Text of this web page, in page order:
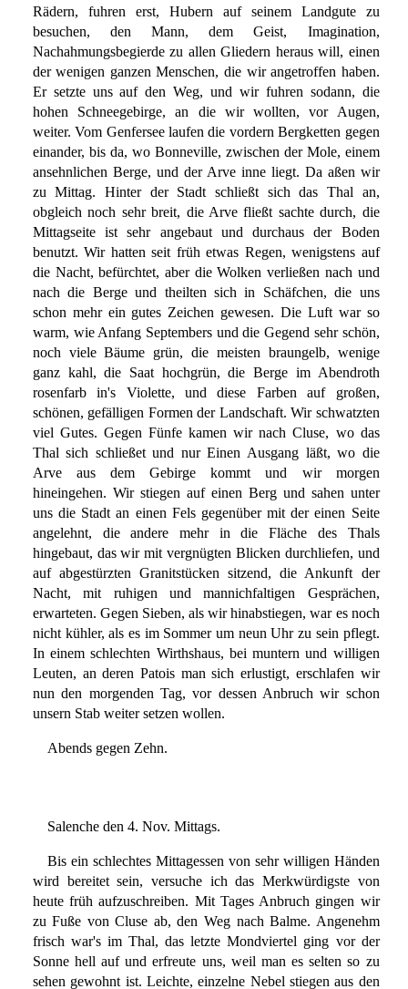
Rädern, fuhren erst, Hubern auf seinem Landgute zu
besuchen, den Mann, dem Geist, Imagination,
Nachahmungsbegierde zu allen Gliedern heraus will, einen
der wenigen ganzen Menschen, die wir angetroffen haben.
Er setzte uns auf den Weg, und wir fuhren sodann, die
hohen Schneegebirge, an die wir wollten, vor Augen,
weiter. Vom Genfersee laufen die vordern Bergketten gegen
einander, bis da, wo Bonneville, zwischen der Mole, einem
ansehnlichen Berge, und der Arve inne liegt. Da aßen wir
zu Mittag. Hinter der Stadt schließt sich das Thal an,
obgleich noch sehr breit, die Arve fließt sachte durch, die
Mittagseite ist sehr angebaut und durchaus der Boden
benutzt. Wir hatten seit früh etwas Regen, wenigstens auf
die Nacht, befürchtet, aber die Wolken verließen nach und
nach die Berge und theilten sich in Schäfchen, die uns
schon mehr ein gutes Zeichen gewesen. Die Luft war so
warm, wie Anfang Septembers und die Gegend sehr schön,
noch viele Bäume grün, die meisten braungelb, wenige
ganz kahl, die Saat hochgrün, die Berge im Abendroth
rosenfarb in's Violette, und diese Farben auf großen,
schönen, gefälligen Formen der Landschaft. Wir schwatzten
viel Gutes. Gegen Fünfe kamen wir nach Cluse, wo das
Thal sich schließet und nur Einen Ausgang läßt, wo die
Arve aus dem Gebirge kommt und wir morgen
hineingehen. Wir stiegen auf einen Berg und sahen unter
uns die Stadt an einen Fels gegenüber mit der einen Seite
angelehnt, die andere mehr in die Fläche des Thals
hingebaut, das wir mit vergnügten Blicken durchliefen, und
auf abgestürzten Granitstücken sitzend, die Ankunft der
Nacht, mit ruhigen und mannichfaltigen Gesprächen,
erwarteten. Gegen Sieben, als wir hinabstiegen, war es noch
nicht kühler, als es im Sommer um neun Uhr zu sein pflegt.
In einem schlechten Wirthshaus, bei muntern und willigen
Leuten, an deren Patois man sich erlustigt, erschlafen wir
nun den morgenden Tag, vor dessen Anbruch wir schon
unsern Stab weiter setzen wollen.
Abends gegen Zehn.
Salenche den 4. Nov. Mittags.
Bis ein schlechtes Mittagessen von sehr willigen Händen
wird bereitet sein, versuche ich das Merkwürdigste von
heute früh aufzuschreiben. Mit Tages Anbruch gingen wir
zu Fuße von Cluse ab, den Weg nach Balme. Angenehm
frisch war's im Thal, das letzte Mondviertel ging vor der
Sonne hell auf und erfreute uns, weil man es selten so zu
sehen gewohnt ist. Leichte, einzelne Nebel stiegen aus den